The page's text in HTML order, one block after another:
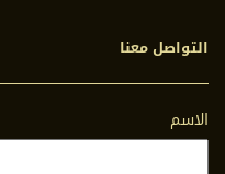
التواصل معنا
الاسم